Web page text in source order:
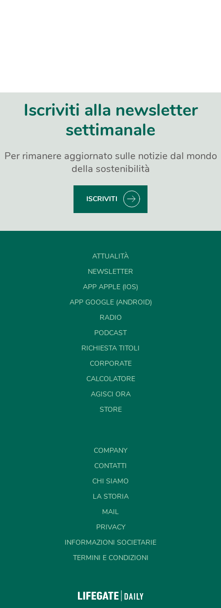
Iscriviti alla newsletter
settimanale
Per rimanere aggiornato sulle notizie dal mondo
della sostenibilità
ISCRIVITI
ATTUALITÀ
NEWSLETTER
APP APPLE (IOS)
APP GOOGLE (ANDROID)
RADIO
PODCAST
RICHIESTA TITOLI
CORPORATE
CALCOLATORE
AGISCI ORA
STORE
COMPANY
CONTATTI
CHI SIAMO
LA STORIA
MAIL
PRIVACY
INFORMAZIONI SOCIETARIE
TERMINI E CONDIZIONI